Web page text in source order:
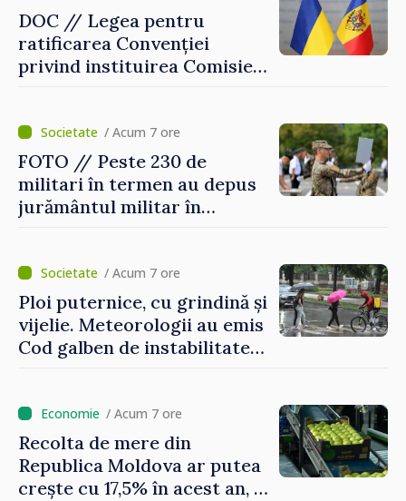
DOC // Legea pentru
ratificarea Convenției
privind instituirea Comisiei
Monitorul Oficial
/ Acum 7 ore
FOTO // Peste 230 de
militari în termen au depus
jurământul militar în
/ Acum 7 ore
Ploi puternice, cu grindină și
vijelie. Meteorologii au emis
Cod galben de instabilitate
/ Acum 7 ore
Recolta de mere din
Republica Moldova ar putea
crește cu 17,5% în acest an, în